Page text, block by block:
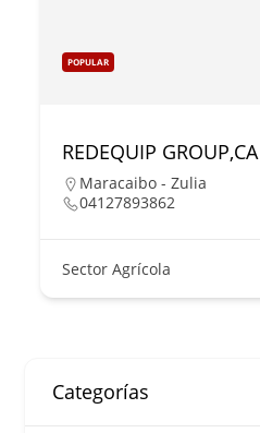
POPULAR
REDEQUIP GROUP,CA
Maracaibo - Zulia
04127893862
Sector Agrícola
Categorías